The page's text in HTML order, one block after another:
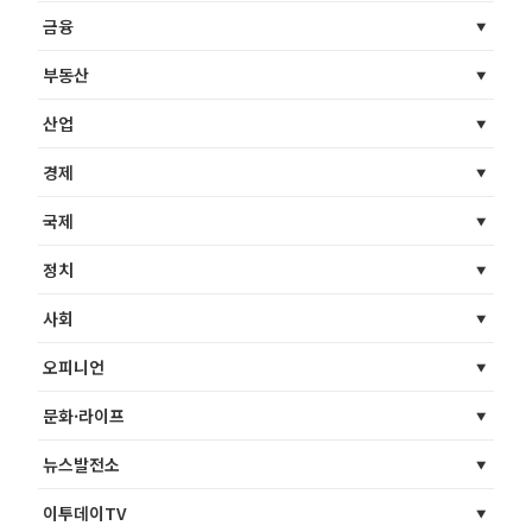
금융
부동산
산업
경제
국제
정치
사회
오피니언
문화·라이프
뉴스발전소
이투데이TV